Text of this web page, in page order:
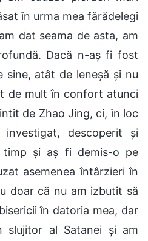
în urma mea fărădelegi
dat seama de asta, am
Dacă n-aș fi fost
sine, atât de leneșă și nu
de mult în confort atunci
de Zhao Jing, ci, în loc
descoperit și
timp și aș fi demis-o pe
asemenea întârzieri în
doar că nu am izbutit să
în datoria mea, dar
slujitor al Satanei și am